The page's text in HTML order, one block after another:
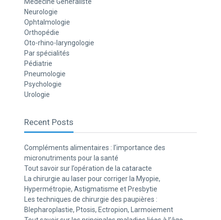
Médecine Généraliste
Neurologie
Ophtalmologie
Orthopédie
Oto-rhino-laryngologie
Par spécialités
Pédiatrie
Pneumologie
Psychologie
Urologie
Recent Posts
Compléments alimentaires : l’importance des
micronutriments pour la santé
Tout savoir sur l’opération de la cataracte
La chirurgie au laser pour corriger la Myopie,
Hypermétropie, Astigmatisme et Presbytie
Les techniques de chirurgie des paupières :
Blepharoplastie, Ptosis, Ectropion, Larmoiement